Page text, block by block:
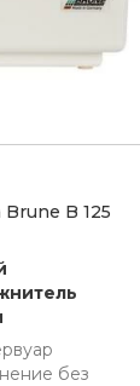
B 125
без